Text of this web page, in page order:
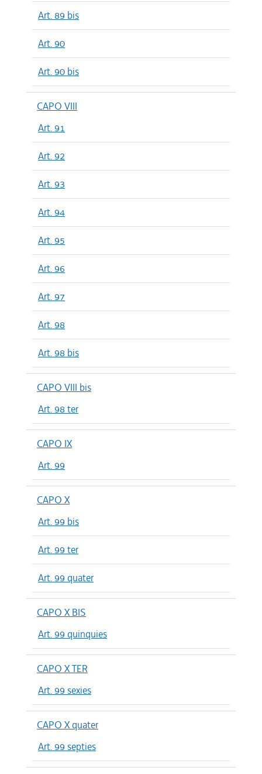
Art. 89 bis
Art. 90
Art. 90 bis
CAPO VIII
Art. 91
Art. 92
Art. 93
Art. 94
Art. 95
Art. 96
Art. 97
Art. 98
Art. 98 bis
CAPO VIII bis
Art. 98 ter
CAPO IX
Art. 99
CAPO X
Art. 99 bis
Art. 99 ter
Art. 99 quater
CAPO X BIS
Art. 99 quinquies
CAPO X TER
Art. 99 sexies
CAPO X quater
Art. 99 septies